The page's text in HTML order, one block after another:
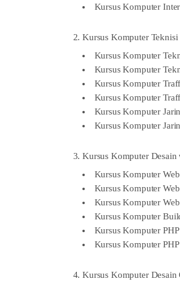
Kursus Komputer
2. Kursus Komputer
Kursus Komputer
Kursus Komputer
Kursus Komputer
Kursus Komputer
Kursus Komputer
Kursus Komputer
3. Kursus Komputer Desain
Kursus Komputer
Kursus Komputer
Kursus Komputer
Kursus Komputer
Kursus Komputer
Kursus Komputer
4. Kursus Komputer